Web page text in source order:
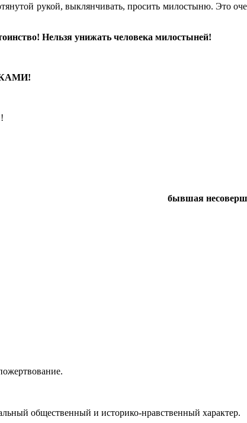
рукой, выклянчивать, просить милостыню. Это
Нельзя унижать человека милостыней!
бывшая
общественный и историко-нравственный характер.